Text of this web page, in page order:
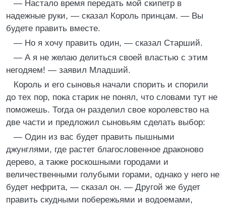
— Настало время передать мой скипетр в
надежные руки, — сказал Король принцам. — Вы
будете править вместе.
— Но я хочу править один, — сказал Старший.
— А я не желаю делиться своей властью с этим
негодяем! — заявил Младший.
Король и его сыновья начали спорить и спорили
до тех пор, пока старик не понял, что словами тут не
поможешь. Тогда он разделил свое королевство на
две части и предложил сыновьям сделать выбор:
— Один из вас будет править пышными
джунглями, где растет благословенное драконово
дерево, а также роскошными городами и
величественными голубыми горами, однако у него не
будет нефрита, — сказал он. — Другой же будет
править скудными побережьями и водоемами,